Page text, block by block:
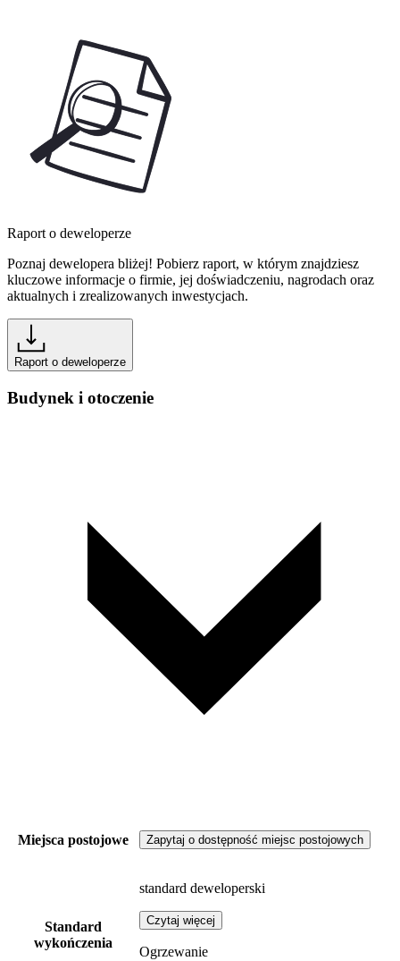
Raport o deweloperze
Poznaj dewelopera bliżej! Pobierz raport, w którym znajdziesz
kluczowe informacje o firmie, jej doświadczeniu, nagrodach oraz
aktualnych i zrealizowanych inwestycjach.
Raport o deweloperze
Budynek i otoczenie
Miejsca postojowe Zapytaj o dostępność miejsc postojowych
Standard
wykończenia
standard deweloperski
Czytaj więcej
Ogrzewanie